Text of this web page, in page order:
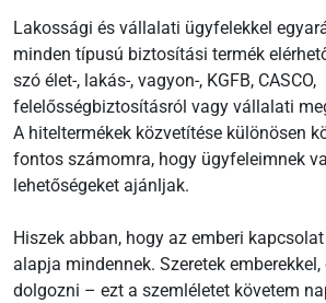
Lakossági és vállalati ügyfelekkel
minden típusú biztosítási termék
szó élet-, lakás-, vagyon-, KGFB, CASCO,
felelősségbiztosításról vagy vállalati
A hiteltermékek közvetítése különösen
fontos számomra, hogy ügyfeleimnek
lehetőségeket ajánljak.
Hiszek abban, hogy az emberi
alapja mindennek. Szeretek emberekkel,
dolgozni – ezt a szemléletet követem